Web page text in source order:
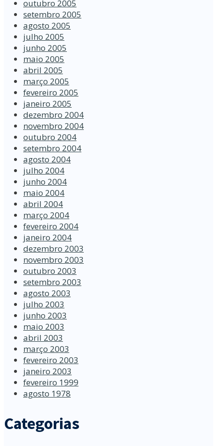
outubro 2005
setembro 2005
agosto 2005
julho 2005
junho 2005
maio 2005
abril 2005
março 2005
fevereiro 2005
janeiro 2005
dezembro 2004
novembro 2004
outubro 2004
setembro 2004
agosto 2004
julho 2004
junho 2004
maio 2004
abril 2004
março 2004
fevereiro 2004
janeiro 2004
dezembro 2003
novembro 2003
outubro 2003
setembro 2003
agosto 2003
julho 2003
junho 2003
maio 2003
abril 2003
março 2003
fevereiro 2003
janeiro 2003
fevereiro 1999
agosto 1978
Categorias